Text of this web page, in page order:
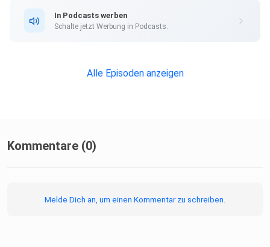
In Podcasts werben
Schalte jetzt Werbung in Podcasts.
Alle Episoden anzeigen
Kommentare (0)
Melde Dich an, um einen Kommentar zu schreiben.